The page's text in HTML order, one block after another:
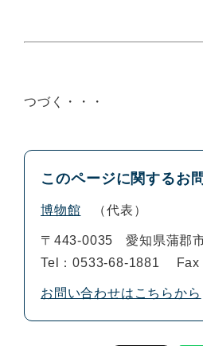
つづく・・・
このページに関するお
博物館 代表
〒443-0035
愛知県蒲郡
Tel：0533-68-1881
お問い合わせはこちらから